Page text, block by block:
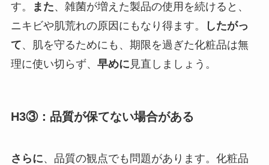
す。
また、雑菌が増えた製品の使用を続けると、
ニキビや肌荒れの原因にもなり得ます。
したがっ
て、肌を守るためにも、期限を過ぎた化粧品は無
理に使い切らず、 早めに 見直しましょう。
H3③：品質が保てない場合がある
さらに、品質の観点でも問題があります。化粧品